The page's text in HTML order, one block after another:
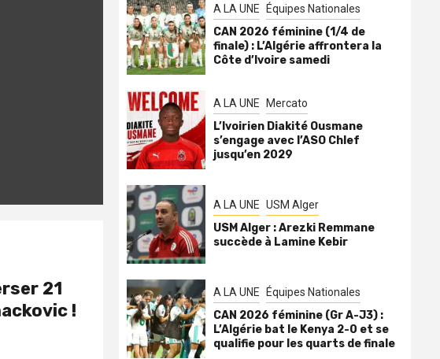
21
!
A LA UNE Équipes Nationales
CAN 2026 féminine (1/4 de
finale) : L’Algérie affrontera la
Côte d’Ivoire samedi
A LA UNE Mercato
L’Ivoirien Diakité Ousmane
s’engage avec l’ASO Chlef
jusqu’en 2029
A LA UNE USM Alger
USM Alger : Arezki Remmane
succède à Lamine Kebir
A LA UNE Équipes Nationales
CAN 2026 féminine (Gr A-J3) :
L’Algérie bat le Kenya 2-0 et se
qualifie pour les quarts de finale